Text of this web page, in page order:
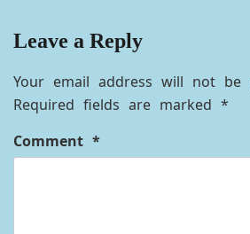
Leave a Reply
Your email address will not be
Required fields are marked *
Comment *